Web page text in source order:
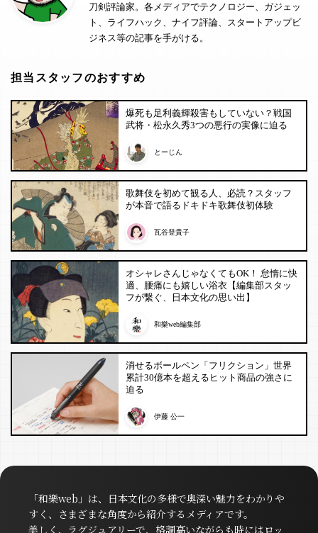
刀剣評論家。各メディアでテクノロジー、ガジェッ
ト、ライフハック、ナイフ評論、スタートアップビ
ジネス等の記事を手がける。
担当スタッフのおすすめ
爆死も足利義輝殺害もしていない？戦国
武将・松永久秀3つの悪行の実像に迫る
とーじん
歌舞伎を初めて観る人、必読？スタッフ
が本音で語るドキドキ歌舞伎初体験
瓦谷登貴子
オシャレさんじゃなくてもOK！ 怠惰に快
適、腰痛にも嬉しい浴衣【編集部スタッ
フが繋ぐ、日本文化の思い出】
和樂web編集部
消せるボールペン「フリクション」世界
累計30億本を超えるヒット商品の強さに
迫る
伊藤 公一
「和樂web」は、日本文化の多様で奥深い魅力をわかりや
すく、さまざまな角度から紹介するメディアです。
美しく、ラグジュアリーで、格調高いながらも時にはロッ